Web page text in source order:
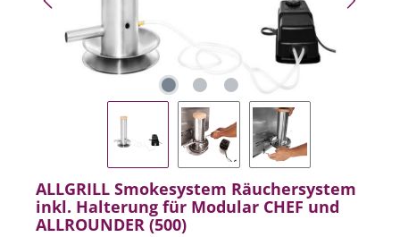
ALLGRILL Smokesystem Räuchersystem
inkl. Halterung für Modular CHEF und
ALLROUNDER (500)